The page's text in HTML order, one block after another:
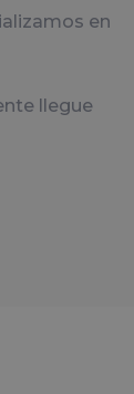
en
llegue